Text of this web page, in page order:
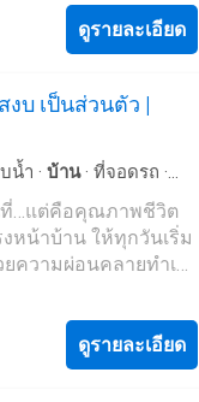
ขอนแก่นโรงเรียนชื่อ
เฟ่ ย่านธุรกิจใจกลาง
ม็กโทร. 061-342-
นแก่น, #บ้านเดี่ยว
ลขอนแก่น, #บ้านมือ
เมืองขอนแก่น#บ้าน
านเดี่ยว 2 ชั้น -
& Houses) - เนื้อที่
- ที่จอดรถสูงสุด 4
อยู่สบายตลอดวัน จุด
พจาก Land &
สูง - สังคมผู้อยู่อาศัย
การงานมั่นคง - การ
น้นความเป็นส่วนตัว -
24 ชั่วโมง - สภาพ
ขอนแก่น - ใกล้
สะดวก เข้าเมืองง่าย
ขาย 💰 7.5 ล้านบาท
ดูรายละเอียด
งบ เป็นส่วนตัว |
น้ำ · บ้าน · ที่จอดรถ ·
ยิม ยาม
…แต่คือคุณภาพชีวิต
หน้าบ้าน ให้ทุกวันเริ่ม
ความผ่อนคลายทำเล
ละเอียดทรัพย์- บ้าน
ห้องนอน | 4 ห้องน้ำ-
งน้ำ- หันหน้าทิศ ตะวัน
ดูรายละเอียด